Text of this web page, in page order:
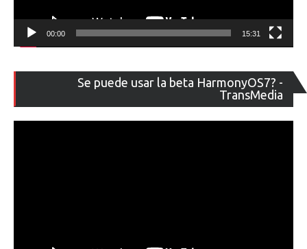
00:00 15:31
Se puede usar la beta HarmonyOS7? -
TransMedia
de